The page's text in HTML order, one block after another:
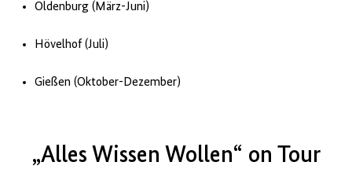
Oldenburg (März-Juni)
Hövelhof (Juli)
Gießen (Oktober-Dezember)
„Alles Wissen Wollen“ on Tour